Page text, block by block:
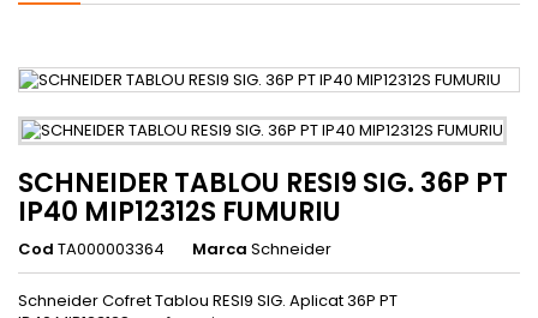
SCHNEIDER TABLOU RESI9 SIG. 36P PT
IP40 MIP12312S FUMURIU
Cod TA000003364 Marca Schneider
Schneider Cofret Tablou RESI9 SIG. Aplicat 36P PT